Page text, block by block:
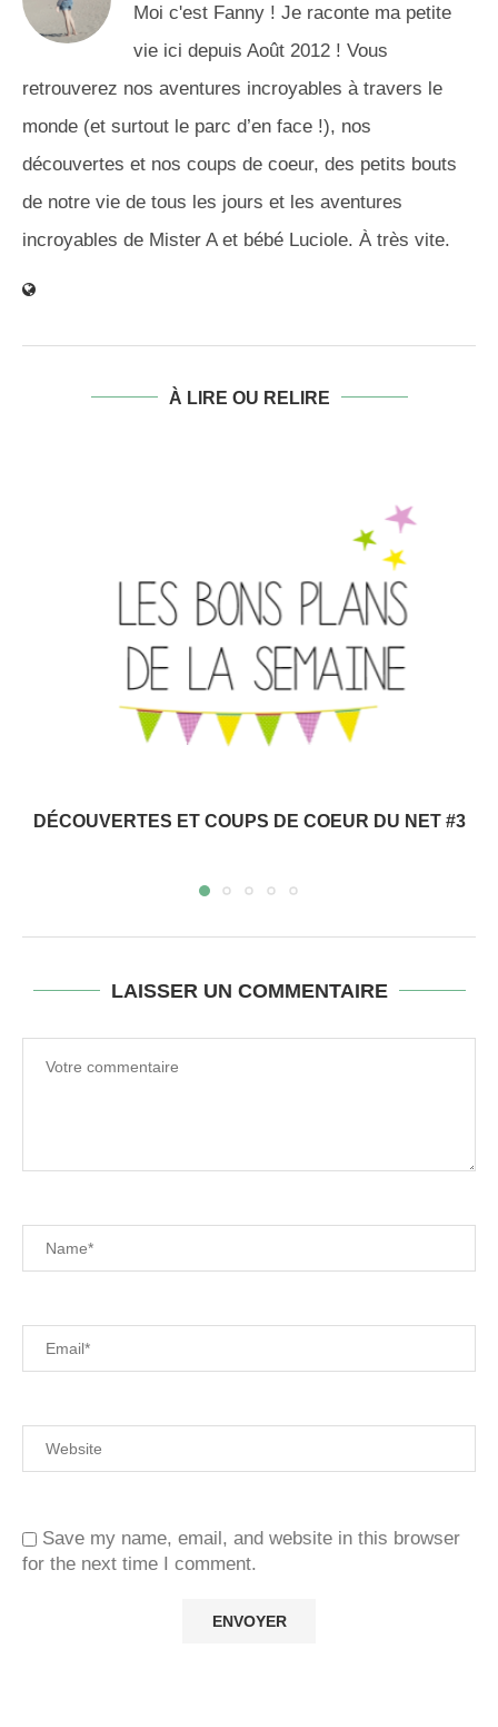
Moi c'est Fanny ! Je raconte ma petite
vie ici depuis Août 2012 ! Vous
retrouverez nos aventures incroyables à travers le
monde (et surtout le parc d’en face !), nos
découvertes et nos coups de coeur, des petits bouts
de notre vie de tous les jours et les aventures
incroyables de Mister A et bébé Luciole. À très vite.
À LIRE OU RELIRE
DÉCOUVERTES ET COUPS DE COEUR DU NET #3
LAISSER UN COMMENTAIRE
Save my name, email, and website in this browser
for the next time I comment.